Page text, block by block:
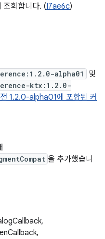
조회합니다. (I7ae6c)
alpha01 및
ktx:1.2.0-
1.2.0-alpha01에 포함된 커
을 추가했습니